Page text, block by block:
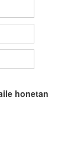
honetan